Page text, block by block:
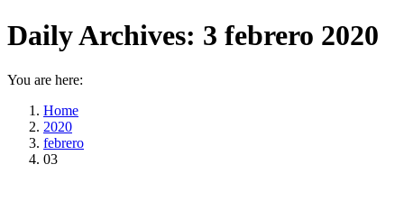
Daily Archives: 3 febrero 2020
You are here:
Home
2020
febrero
03